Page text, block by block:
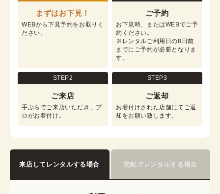
まずはお下見！
WEBから下見予約をお取りく
ださい。
ご予約
お下見時、またはWEBでご予
約ください。
※レンタルご利用日の8日前
までにご予約が必要となりま
す。
STEP2
ご来店
手ぶらでご来店いただき、プ
ロがお着付け。
STEP3
ご返却
お着付けされた店舗にてご返
却をお願い致します。
来店してレンタルする場合 宅配でレンタルする場合